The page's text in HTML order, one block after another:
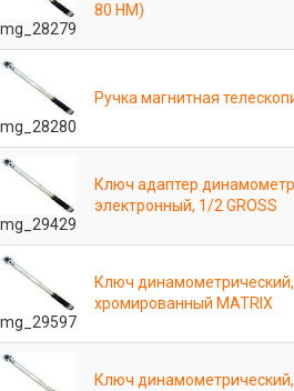
mg_28279
80 НМ)
mg_28280
Ручка магнитная
mg_29429
Ключ адаптер
электронный, 1/2 GROSS
mg_29597
Ключ
хромированный MATRIX
Ключ